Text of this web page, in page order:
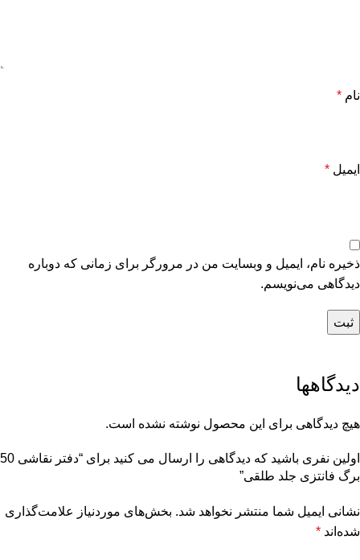
نام *
ایمیل *
ذخیره نام، ایمیل و وبسایت من در مرورگر برای زمانی که دوباره
دیدگاهی می‌نویسم.
دیدگاهها
هیچ دیدگاهی برای این محصول نوشته نشده است.
اولین نفری باشید که دیدگاهی را ارسال می کنید برای “دفتر نقاشی 50
برگ فانتزی جلد طلقی”
نشانی ایمیل شما منتشر نخواهد شد. بخش‌های موردنیاز علامت‌گذاری
شده‌اند *